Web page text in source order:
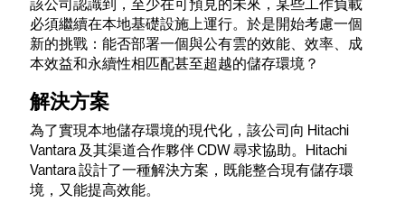
該公司認識到，至少在可預見的未來，某些工作負載
必須繼續在本地基礎設施上運行。於是開始考慮一個
新的挑戰：能否部署一個與公有雲的效能、效率、成
本效益和永續性相匹配甚至超越的儲存環境？
解決方案
為了實現本地儲存環境的現代化，該公司向 Hitachi
Vantara 及其渠道合作夥伴 CDW 尋求協助。Hitachi
Vantara 設計了一種解決方案，既能整合現有儲存環
境，又能提高效能。